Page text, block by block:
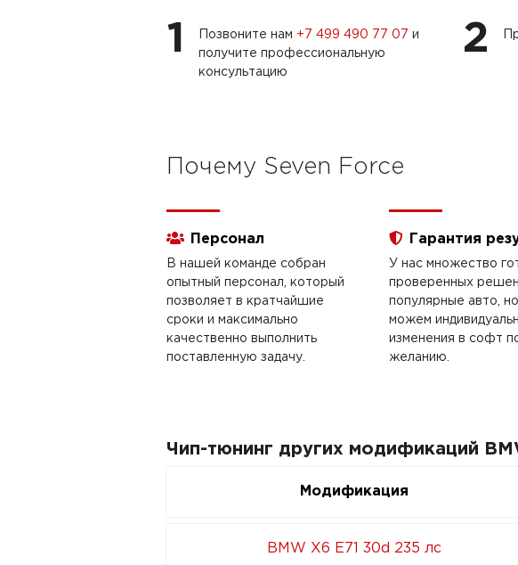
1 Позвоните нам +7 499 490 77 07
и
получите профессиональную
консультацию
2
Почему Seven Force
Персонал
В нашей команде собран
опытный персонал, который
позволяет в кратчайшие
сроки и максимально
качественно выполнить
поставленную задачу.
Гарантия
У нас множество
проверенных
популярные авто,
можем
изменения в софт
желанию.
Чип-тюнинг других модификаций
Модификация
BMW X6 E71 30d 235 лс